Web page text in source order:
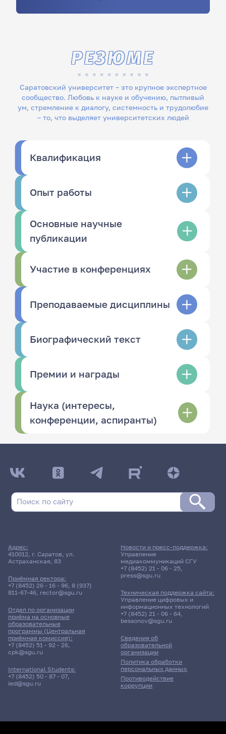
Саратовский университет – это крупное экспертное
сообщество. Любовь к науке и обучению, пытливый
ум, стремление к диалогу, системность и трудолюбие
– то, что выделяет университетских людей
РЕЗЮМЕ
Квалификация
Опыт работы
Основные научные
публикации
Участие в конференциях
Преподаваемые дисциплины
Биографический текст
Премии и награды
Наука (интересы,
конференции, аспиранты)
Адрес:
410012, г. Саратов, ул.
Астраханская, 83
Приёмная ректора:
+7 (8452) 26 - 16 - 96, 8 (937)
811-67-46, rector@sgu.ru
Отдел по организации
приёма на основные
образовательные
программы (Центральная
приёмная комиссия):
+7 (8452) 51 - 92 - 26,
cpk@sgu.ru
International Students:
+7 (8452) 50 - 87 - 07,
ied@sgu.ru
Сведения об
образовательной
организации
Политика обработки
персональных данных
Противодействие
коррупции
Новости и пресс-поддержка:
Управление
медиакоммуникаций СГУ
+7 (8452) 21 - 06 - 25,
press@sgu.ru
Техническая поддержка сайта:
Управление цифровых и
информационных технологий
+7 (8452) 21 - 06 - 64,
bessonov@sgu.ru